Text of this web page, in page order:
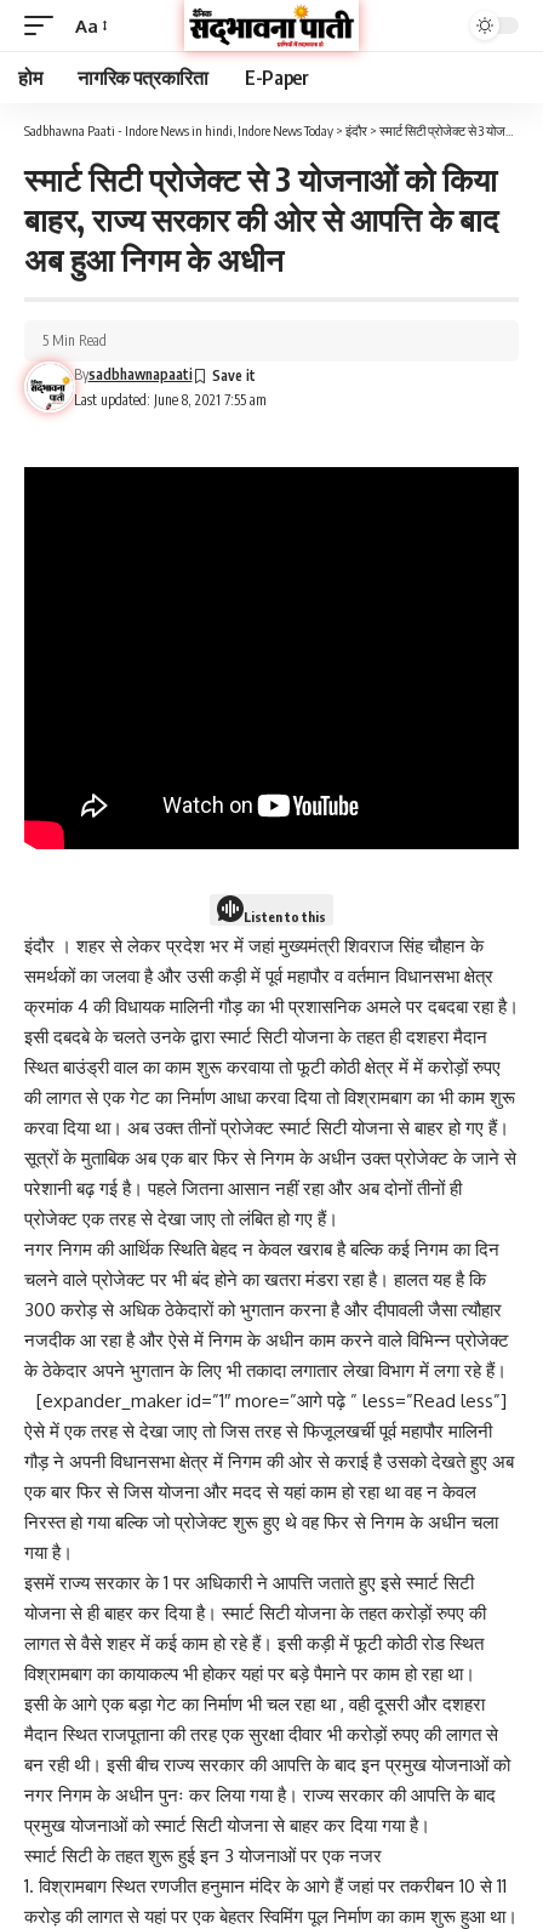
Aa
होम नागरिक पत्रकारिता E-Paper
Sadbhawna Paati - Indore News in hindi, Indore News Today > इंदौर > स्मार्ट सिटी प्रोजेक्ट से 3 योजनाओं को किया बाहर, राज्य सरकार की ओर से आपत्ति के बाद अब हुआ निगम के अधीन
स्मार्ट सिटी प्रोजेक्ट से 3 योजनाओं को किया
बाहर, राज्य सरकार की ओर से आपत्ति के बाद
अब हुआ निगम के अधीन
Last updated: June 8, 2021 7:55 am
Bysadbhawnapaati
5 Min Read
Listen to this
इंदौर । शहर से लेकर प्रदेश भर में जहां मुख्यमंत्री शिवराज सिंह चौहान के
समर्थकों का जलवा है और उसी कड़ी में पूर्व महापौर व वर्तमान विधानसभा क्षेत्र
क्रमांक 4 की विधायक मालिनी गौड़ का भी प्रशासनिक अमले पर दबदबा रहा है।
इसी दबदबे के चलते उनके द्वारा स्मार्ट सिटी योजना के तहत ही दशहरा मैदान
स्थित बाउंड्री वाल का काम शुरू करवाया तो फूटी कोठी क्षेत्र में में करोड़ों रुपए
की लागत से एक गेट का निर्माण आधा करवा दिया तो विश्रामबाग का भी काम शुरू
करवा दिया था। अब उक्त तीनों प्रोजेक्ट स्मार्ट सिटी योजना से बाहर हो गए हैं।
सूत्रों के मुताबिक अब एक बार फिर से निगम के अधीन उक्त प्रोजेक्ट के जाने से
परेशानी बढ़ गई है। पहले जितना आसान नहीं रहा और अब दोनों तीनों ही
प्रोजेक्ट एक तरह से देखा जाए तो लंबित हो गए हैं।
नगर निगम की आर्थिक स्थिति बेहद न केवल खराब है बल्कि कई निगम का दिन
चलने वाले प्रोजेक्ट पर भी बंद होने का खतरा मंडरा रहा है। हालत यह है कि
300 करोड़ से अधिक ठेकेदारों को भुगतान करना है और दीपावली जैसा त्यौहार
नजदीक आ रहा है और ऐसे में निगम के अधीन काम करने वाले विभिन्न प्रोजेक्ट
के ठेकेदार अपने भुगतान के लिए भी तकादा लगातार लेखा विभाग में लगा रहे हैं।
[expander_maker id=”1″ more=”आगे पढ़े ” less=”Read less”]
ऐसे में एक तरह से देखा जाए तो जिस तरह से फिजूलखर्ची पूर्व महापौर मालिनी
गौड़ ने अपनी विधानसभा क्षेत्र में निगम की ओर से कराई है उसको देखते हुए अब
एक बार फिर से जिस योजना और मदद से यहां काम हो रहा था वह न केवल
निरस्त हो गया बल्कि जो प्रोजेक्ट शुरू हुए थे वह फिर से निगम के अधीन चला
गया है।
इसमें राज्य सरकार के 1 पर अधिकारी ने आपत्ति जताते हुए इसे स्मार्ट सिटी
योजना से ही बाहर कर दिया है। स्मार्ट सिटी योजना के तहत करोड़ों रुपए की
लागत से वैसे शहर में कई काम हो रहे हैं। इसी कड़ी में फूटी कोठी रोड स्थित
विश्रामबाग का कायाकल्प भी होकर यहां पर बड़े पैमाने पर काम हो रहा था।
इसी के आगे एक बड़ा गेट का निर्माण भी चल रहा था , वही दूसरी और दशहरा
मैदान स्थित राजपूताना की तरह एक सुरक्षा दीवार भी करोड़ों रुपए की लागत से
बन रही थी। इसी बीच राज्य सरकार की आपत्ति के बाद इन प्रमुख योजनाओं को
नगर निगम के अधीन पुनः कर लिया गया है। राज्य सरकार की आपत्ति के बाद
प्रमुख योजनाओं को स्मार्ट सिटी योजना से बाहर कर दिया गया है।
स्मार्ट सिटी के तहत शुरू हुई इन 3 योजनाओं पर एक नजर
1. विश्रामबाग स्थित रणजीत हनुमान मंदिर के आगे हैं जहां पर तकरीबन 10 से 11
करोड़ की लागत से यहां पर एक बेहतर स्विमिंग पूल निर्माण का काम शुरू हुआ था।